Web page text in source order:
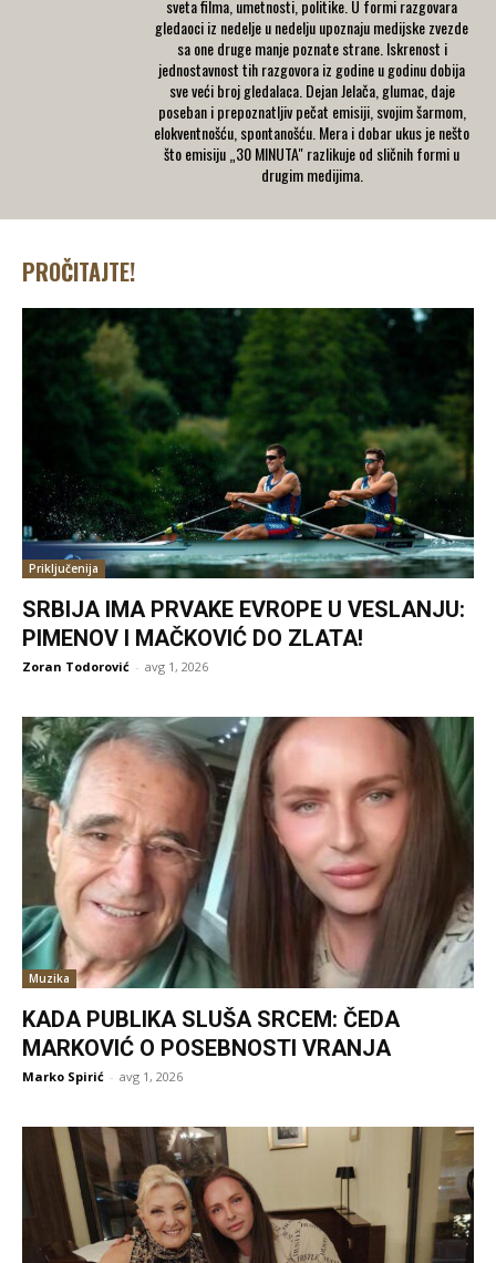
sveta filma, umetnosti, politike. U formi razgovara
gledaoci iz nedelje u nedelju upoznaju medijske zvezde
sa one druge manje poznate strane. Iskrenost i
jednostavnost tih razgovora iz godine u godinu dobija
sve veći broj gledalaca. Dejan Jelača, glumac, daje
poseban i prepoznatljiv pečat emisiji, svojim šarmom,
elokventnošću, spontanošću. Mera i dobar ukus je nešto
što emisiju „30 MINUTA" razlikuje od sličnih formi u
drugim medijima.
PROČITAJTE!
Priključenija
SRBIJA IMA PRVAKE EVROPE U VESLANJU:
PIMENOV I MAČKOVIĆ DO ZLATA!
Zoran Todorović - avg 1, 2026
Muzika
KADA PUBLIKA SLUŠA SRCEM: ČEDA
MARKOVIĆ O POSEBNOSTI VRANJA
Marko Spirić - avg 1, 2026